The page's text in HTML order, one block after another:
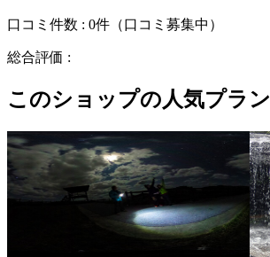
口コミ件数 : 0件 （口コミ募集中）
総合評価 :
このショップの人気プラン